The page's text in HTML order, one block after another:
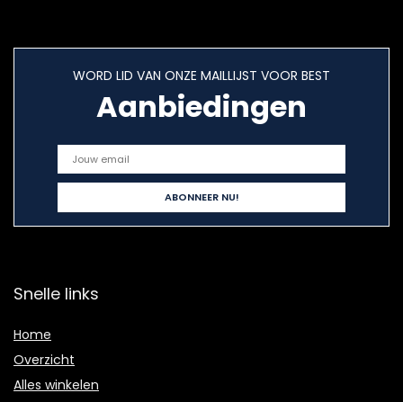
WORD LID VAN ONZE MAILLIJST VOOR BEST
Aanbiedingen
Snelle links
Home
Overzicht
Alles winkelen